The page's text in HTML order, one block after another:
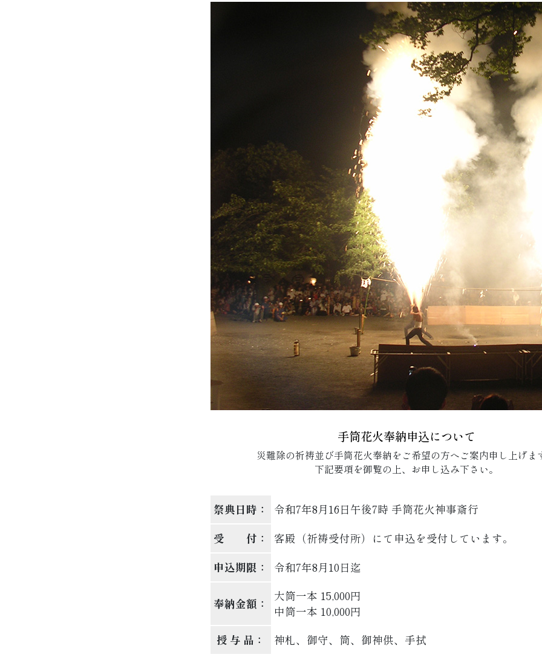
手筒花火奉納申込について
災難除の祈祷並び手筒花火奉納をご希望の方へご案内申し上げま
下記要項を御覧の上、お申し込み下さい。
祭典日時 ：
令和7年8月16日午後7時 手筒花火神事斎行
受 付 ：
客殿（祈祷受付所）にて申込を受付しています。
申込期限 ： 令和7年8月10日迄
奉納金額 ：
大筒一本 15,000円
中筒一本 10,000円
授 与 品 ： 神札、御守、筒、御神供、手拭